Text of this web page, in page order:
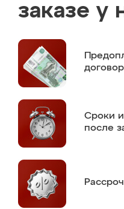
заказе у
Сроки
после